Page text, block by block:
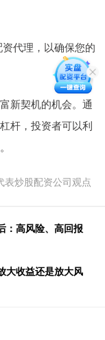
代理，以确保您的
新契机的机会。通
杆，投资者可以利
表炒股配资公司观点
：高风险、高回报
大收益还是放大风